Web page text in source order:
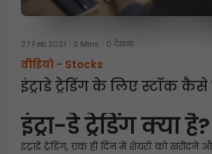
27 Feb 2021 2 Mins 0 देखना
वीडियो - Stocks
इंट्राडे ट्रेडिंग के लिए स्टॉक
इंट्रा-डे ट्रेडिंग क्या है?
इंट्राडे ट्रेडिंग, एक ही दिन में शेयरों को खरीदने